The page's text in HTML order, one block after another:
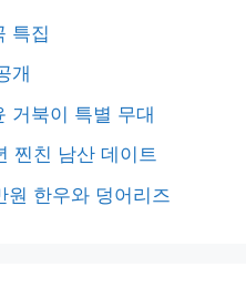
특집
개
거북이 특별 무대
찐친 남산 데이트
원 한우와 덩어리즈